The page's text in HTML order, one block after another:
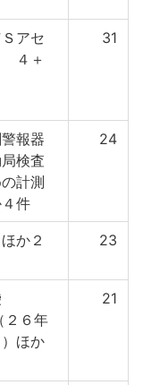
アセ
４＋
31
報器
検査
計測
件
24
か２
23
２６年
ほか
21